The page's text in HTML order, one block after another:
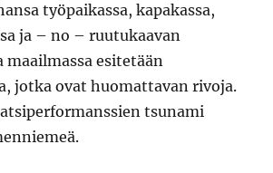
työpaikassa, kapakassa,
ja – no – ruutukaavan
maailmassa esitetään
jotka ovat huomattavan rivoja.
tsunami